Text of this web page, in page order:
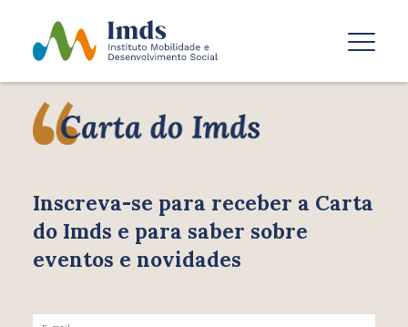
Inscreva-se para receber a Carta
do Imds e para saber sobre
eventos e novidades